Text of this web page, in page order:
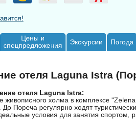
Цены и
спецпредложения
Экскурсии Погода
отеля Laguna Istra
отеля Laguna Istra:
живописного холма в комплексе
До Пореча регулярно ходят
условия для занятия спортом,